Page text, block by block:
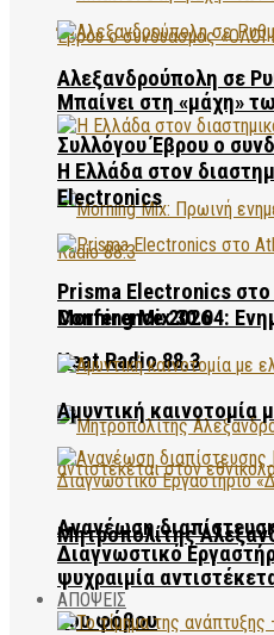
Μπαίνει στη «μάχη»
Συλλόγου Έβρου ο
Morning Mix 30.04:
Heat Radio 88.3
Μητροπολίτης
ψυχραιμία
του φόβου
Αλεξανδρούπολη σε
Η Ελλάδα στον
Electronics
Prisma Electronics
Conference 2026
Αμυντική καινοτομία
Ανανέωση
Διαγνωστικό
ΑΠΟΨΕΙΣ